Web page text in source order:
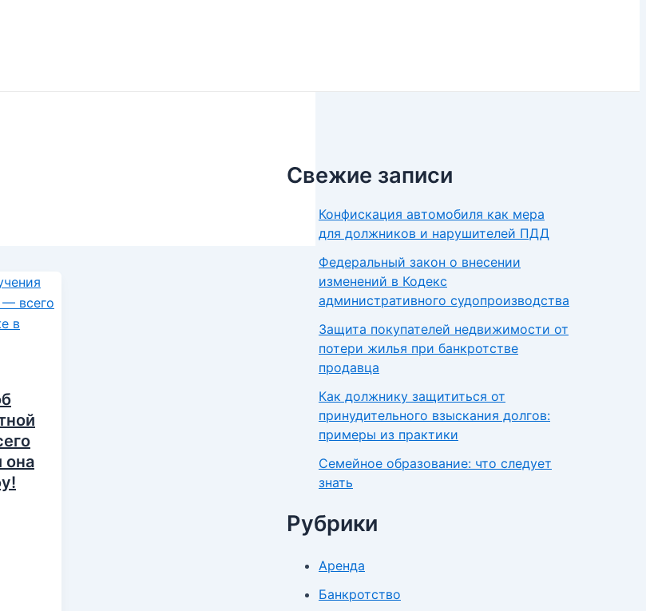
она
Свежие записи
Конфискация автомобиля как мера
для должников и нарушителей ПДД
Федеральный закон о внесении
изменений в Кодекс
административного судопроизводства
Защита покупателей недвижимости от
потери жилья при банкротстве
продавца
Как должнику защититься от
принудительного взыскания долгов:
примеры из практики
Семейное образование: что следует
знать
Рубрики
Аренда
Банкротство